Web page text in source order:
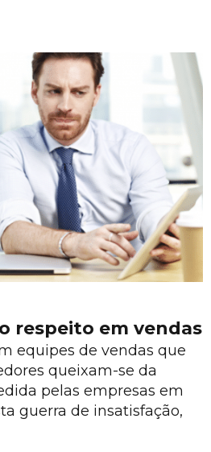
respeito em vendas
equipes de vendas que
queixam-se da
pelas empresas em
guerra de insatisfação,